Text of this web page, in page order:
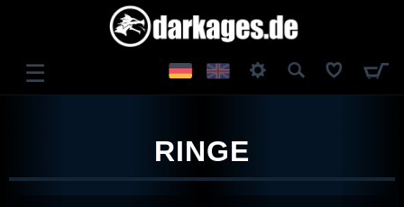
☰
RINGE